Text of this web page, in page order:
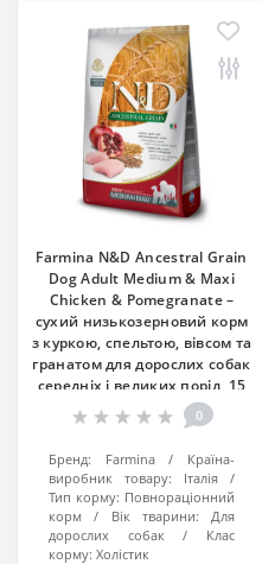
Farmina N&D Ancestral Grain
Dog Adult Medium & Maxi
Chicken & Pomegranate –
сухий низькозерновий корм
з куркою, спельтою, вівсом та
гранатом для дорослих собак
середніх і великих порід, 15
кг
0
Бренд: Farmina
Країна-
виробник товару:
Італія
Тип корму: Повнораціонний
корм
Вік тварини:
Для
дорослих собак
Клас
корму: Холістик